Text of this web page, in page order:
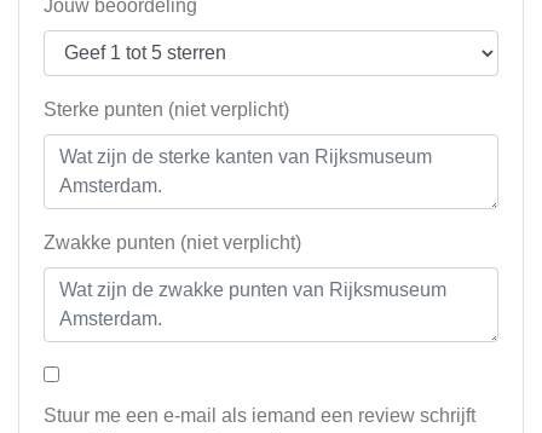
Jouw beoordeling
Sterke punten (niet verplicht)
Zwakke punten (niet verplicht)
Stuur me een e-mail als iemand een review schrijft